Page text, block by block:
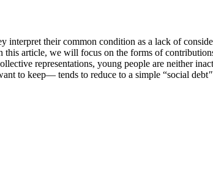
interpret their common condition as a lack of
this article, we will focus on the forms of
representations, young people are neither
to keep— tends to reduce to a simple “social debt"